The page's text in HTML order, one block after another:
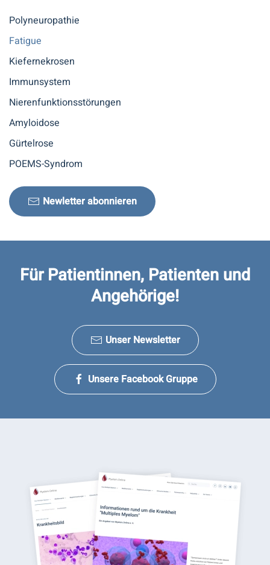
Polyneuropathie
Fatigue
Kiefernekrosen
Immunsystem
Nierenfunktionsstörungen
Amyloidose
Gürtelrose
POEMS-Syndrom
Newletter abonnieren
Für Patientinnen, Patienten und
Angehörige!
Unser Newsletter
Unsere Facebook Gruppe